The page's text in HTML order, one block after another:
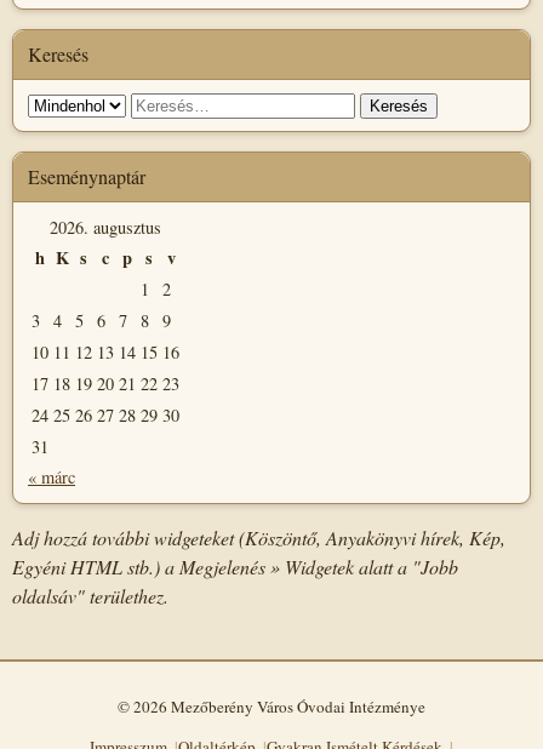
Keresés
Keresés
helye
Keresés:
Eseménynaptár
2026. augusztus
h K s c p s v
1
2
3 4 5 6 7 8 9
10 11 12 13 14 15 16
17 18 19 20 21 22 23
24 25 26 27 28 29 30
31
« márc
Adj hozzá további widgeteket (Köszöntő, Anyakönyvi hírek, Kép,
Egyéni HTML stb.) a Megjelenés » Widgetek alatt a "Jobb
oldalsáv" területhez.
© 2026 Mezőberény Város Óvodai Intézménye